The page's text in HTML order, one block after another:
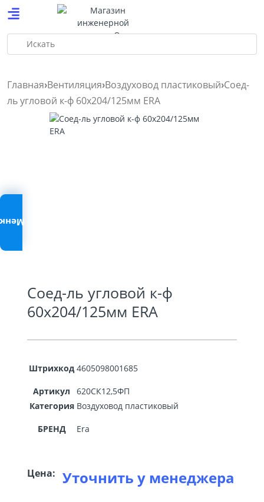
Искать
Главная Вентиляция Воздуховод пластиковый Соед-
ль угловой к-ф 60х204/125мм ERA
Соед-ль угловой к-ф
60х204/125мм ERA
Штрихкод 4605098001685
Артикул
620СК12,5ФП
Категория Воздуховод пластиковый
БРЕНД Era
Цена: Уточнить у менеджера